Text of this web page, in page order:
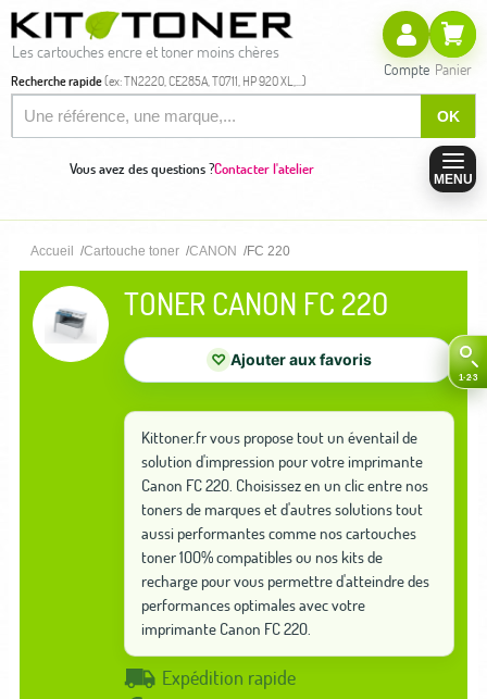
Les cartouches encre et toner moins chères
Recherche rapide(ex: TN2220, CE285A, T0711, HP 920 XL,...)
OK
Compte Panier
Vous avez des questions ?Contacter l'atelier
MENU
Accueil Cartouche toner CANON FC 220
TONER CANON FC 220
♡ Ajouter aux favoris
Kittoner.fr vous propose tout un éventail de
solution d'impression pour votre imprimante
Canon FC 220. Choisissez en un clic entre nos
toners de marques et d'autres solutions tout
aussi performantes comme nos cartouches
toner 100% compatibles ou nos kits de
recharge pour vous permettre d'atteindre des
performances optimales avec votre
imprimante Canon FC 220.
Expédition rapide